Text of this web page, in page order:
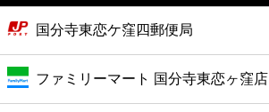
公共
国分寺東恋ケ窪四郵便局
ファミリーマート 国分寺東恋ヶ窪店